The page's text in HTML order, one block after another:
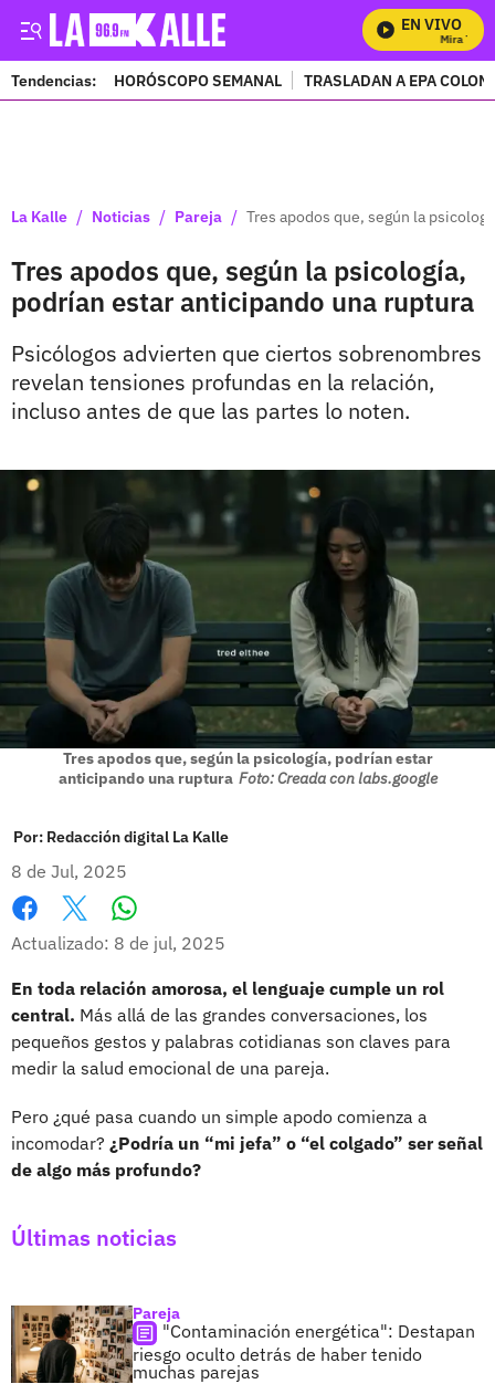
EN VIVO
Mira Todos
Tendencias: HORÓSCOPO SEMANAL TRASLADAN A EPA
La Kalle / Noticias / Pareja / Tres apodos que, según la
Tres apodos que, según la psicología,
podrían estar anticipando una ruptura
Psicólogos advierten que ciertos sobrenombres
revelan tensiones profundas en la relación,
incluso antes de que las partes lo noten.
Tres apodos que, según la psicología, podrían estar
anticipando una ruptura Foto: Creada con labs.google
Por: Redacción digital La Kalle
8 de Jul, 2025
Facebook
X
Actualizado: 8 de jul, 2025
En toda relación amorosa, el lenguaje cumple un rol
central. Más allá de las grandes conversaciones, los
pequeños gestos y palabras cotidianas son claves para
medir la salud emocional de una pareja.
Pero ¿qué pasa cuando un simple apodo comienza a
incomodar? ¿Podría un “mi jefa” o “el colgado” ser señal
de algo más profundo?
Últimas noticias
Pareja
"Contaminación energética": Destapan
riesgo oculto detrás de haber tenido
muchas parejas